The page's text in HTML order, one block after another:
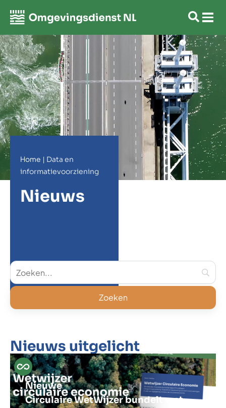
Home | Data en
informatievoorziening
Nieuws
Nieuws uitgelicht
Nieuwe
Circulaire WetWijzer bundelt wet-